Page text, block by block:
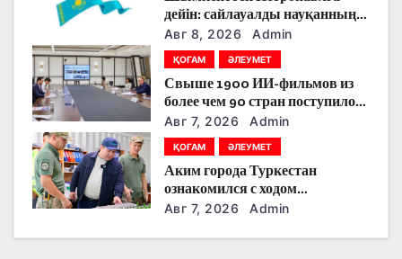
а
п
и
с
я
м
дейін: сайлауалды науқанның
кезекті күнінде партияларды
қандай тақырыптар
тоғыстырды
Авг 8, 2026 Admin
ҚОҒАМ ӘЛЕУМЕТ
Свыше 1900 ИИ-фильмов из
более чем 90 стран поступило
на Astana AI Film Festival
Авг 7, 2026 Admin
ҚОҒАМ ӘЛЕУМЕТ
Аким города Туркестан
ознакомился с ходом
строительства военного
Авг 7, 2026 Admin